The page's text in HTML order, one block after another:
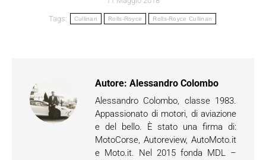
Tags: Cullinan Rolls-Royce Rolls-Royce Cullinan
Autore: Alessandro Colombo
Alessandro Colombo, classe 1983.
Appassionato di motori, di aviazione
e del bello. È stato una firma di:
MotoCorse, Autoreview, AutoMoto.it
e Moto.it. Nel 2015 fonda MDL –